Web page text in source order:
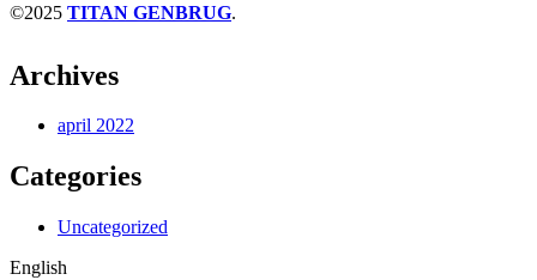
©2025 TITAN GENBRUG.
Archives
april 2022
Categories
Uncategorized
English